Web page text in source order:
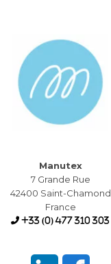
Manutex
7 Grande Rue
42400 Saint-Chamond
France
+33 (0) 477 310 303